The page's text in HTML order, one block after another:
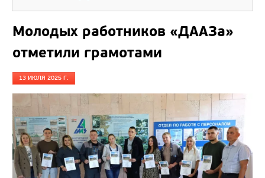
Молодых работников «ДААЗа»
отметили грамотами
13 ИЮЛЯ 2025 Г.